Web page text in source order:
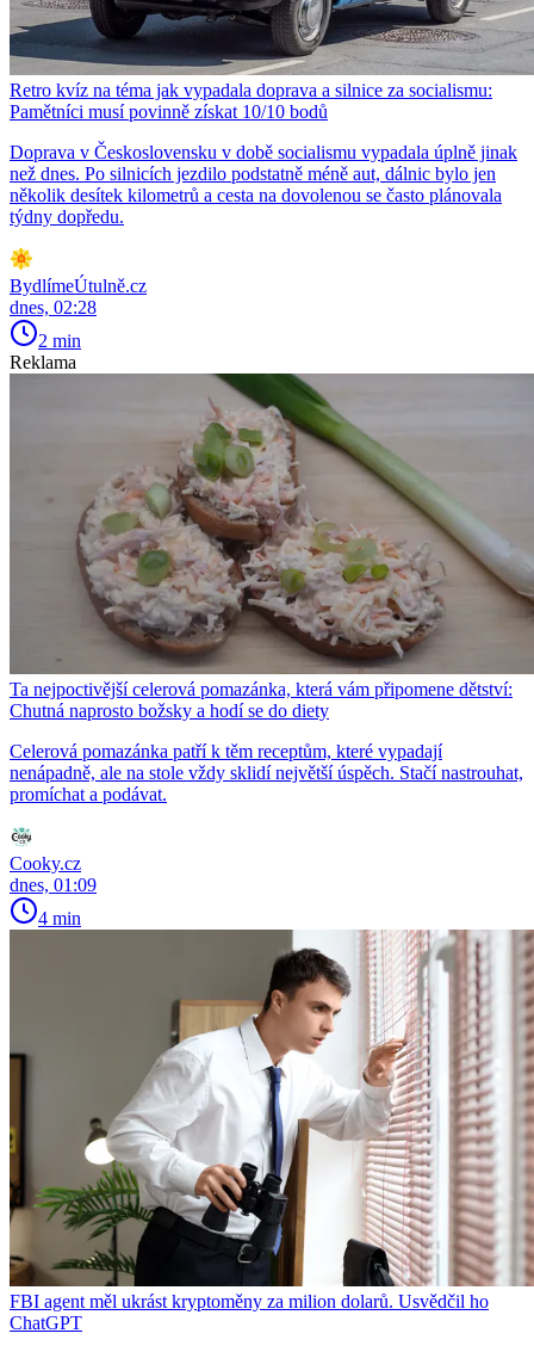
Retro kvíz na téma jak vypadala doprava a silnice za socialismu:
Pamětníci musí povinně získat 10/10 bodů
Doprava v Československu v době socialismu vypadala úplně jinak
než dnes. Po silnicích jezdilo podstatně méně aut, dálnic bylo jen
několik desítek kilometrů a cesta na dovolenou se často plánovala
týdny dopředu.
BydlímeÚtulně.cz
dnes, 02:28
2 min
Reklama
Ta nejpoctivější celerová pomazánka, která vám připomene dětství:
Chutná naprosto božsky a hodí se do diety
Celerová pomazánka patří k těm receptům, které vypadají
nenápadně, ale na stole vždy sklidí největší úspěch. Stačí nastrouhat,
promíchat a podávat.
Cooky.cz
dnes, 01:09
4 min
FBI agent měl ukrást kryptoměny za milion dolarů. Usvědčil ho
ChatGPT